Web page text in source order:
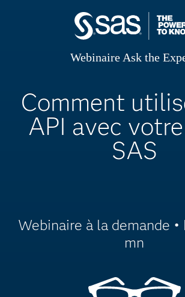
Webinaire Ask the
Comment
API avec
SAS
Webinaire à la demande
mn